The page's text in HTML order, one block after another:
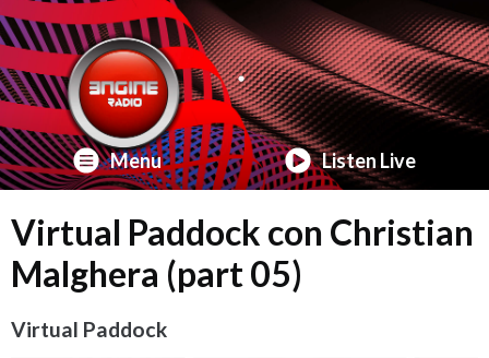
Menu Listen Live
Virtual Paddock con Christian
Malghera (part 05)
Virtual Paddock